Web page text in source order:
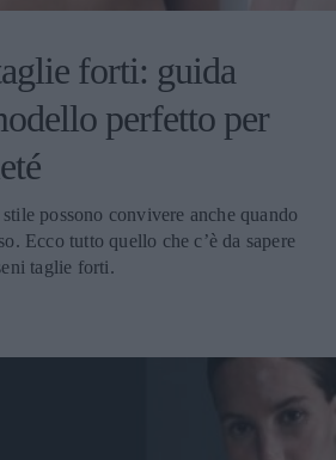
forti: guida
perfetto per
possono convivere anche quando
Ecco tutto quello che c’è da sapere
taglie forti.